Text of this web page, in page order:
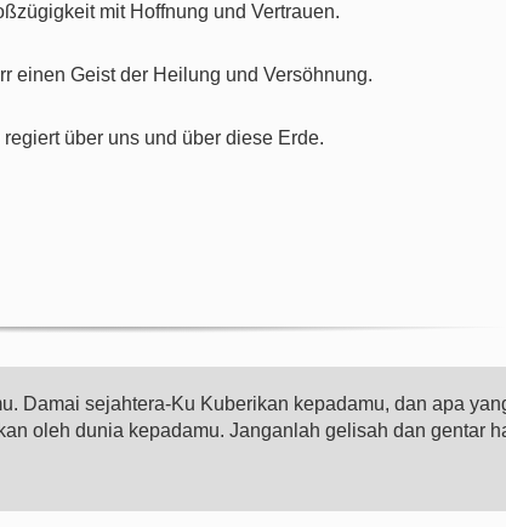
mit Hoffnung und Vertrauen.
einen Geist der Heilung und Versöhnung.
über uns und über diese Erde.
Damai sejahtera-Ku Kuberikan kepadamu, dan apa
oleh dunia kepadamu. Janganlah gelisah dan gentar